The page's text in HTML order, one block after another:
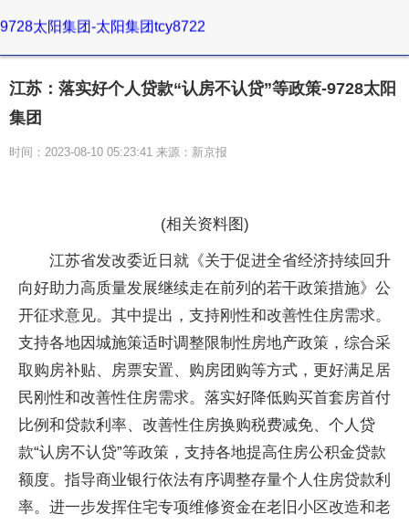
9728太阳集团-太阳集团tcy8722
江苏：落实好个人贷款“认房不认贷”等政策-9728太阳
集团
时间：2023-08-10 05:23:41 来源：新京报
(相关资料图)
江苏省发改委近日就《关于促进全省经济持续回升
向好助力高质量发展继续走在前列的若干政策措施》公
开征求意见。其中提出，支持刚性和改善性住房需求。
支持各地因城施策适时调整限制性房地产政策，综合采
取购房补贴、房票安置、购房团购等方式，更好满足居
民刚性和改善性住房需求。落实好降低购买首套房首付
比例和贷款利率、改善性住房换购税费减免、个人贷
款“认房不认贷”等政策，支持各地提高住房公积金贷款
额度。指导商业银行依法有序调整存量个人住房贷款利
率。进一步发挥住宅专项维修资金在老旧小区改造和老